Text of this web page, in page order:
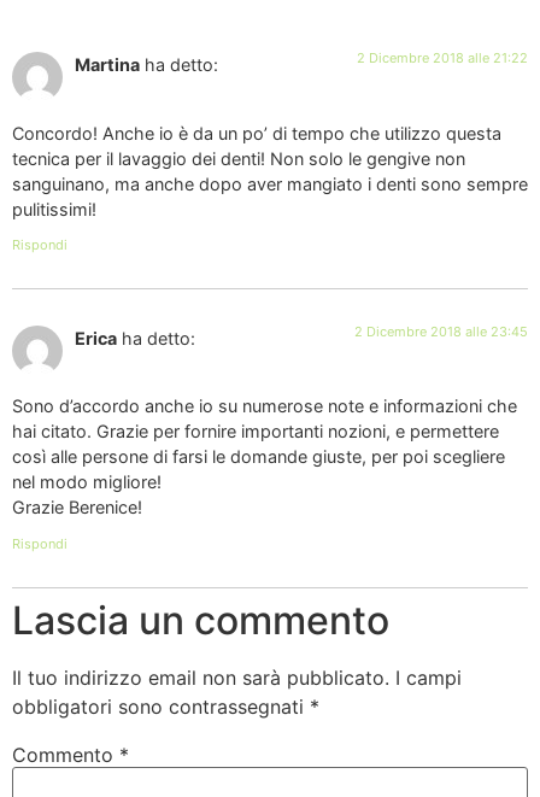
Martina ha detto: 2 Dicembre 2018 alle 21:22
Concordo! Anche io è da un po’ di tempo che utilizzo questa
tecnica per il lavaggio dei denti! Non solo le gengive non
sanguinano, ma anche dopo aver mangiato i denti sono sempre
pulitissimi!
Rispondi
Erica ha detto: 2 Dicembre 2018 alle 23:45
Sono d’accordo anche io su numerose note e informazioni che
hai citato. Grazie per fornire importanti nozioni, e permettere
così alle persone di farsi le domande giuste, per poi scegliere
nel modo migliore!
Grazie Berenice!
Rispondi
Lascia un commento
Il tuo indirizzo email non sarà pubblicato. I campi
obbligatori sono contrassegnati *
Commento *